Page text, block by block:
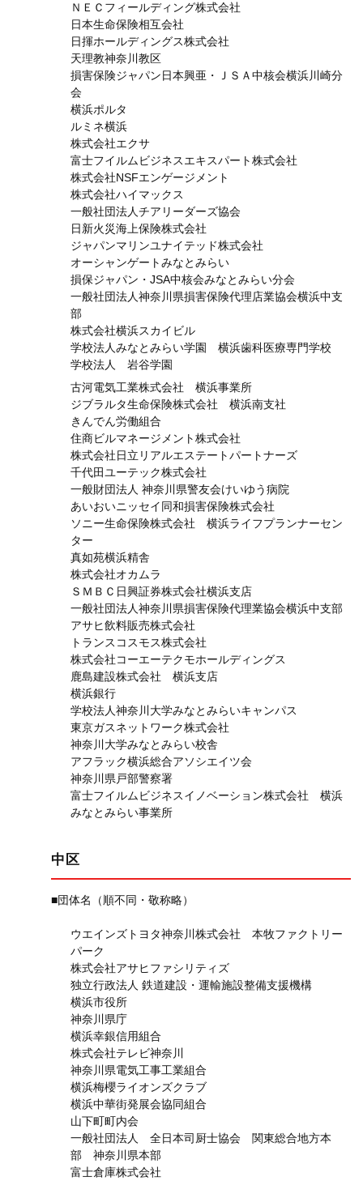
ＮＥＣフィールディング株式会社
日本生命保険相互会社
日揮ホールディングス株式会社
天理教神奈川教区
損害保険ジャパン日本興亜・ＪＳＡ中核会横浜川崎分
会
横浜ポルタ
ルミネ横浜
株式会社エクサ
富士フイルムビジネスエキスパート株式会社
株式会社NSFエンゲージメント
株式会社ハイマックス
一般社団法人チアリーダーズ協会
日新火災海上保険株式会社
ジャパンマリンユナイテッド株式会社
オーシャンゲートみなとみらい
損保ジャパン・JSA中核会みなとみらい分会
一般社団法人神奈川県損害保険代理店業協会横浜中支
部
株式会社横浜スカイビル
学校法人みなとみらい学園 横浜歯科医療専門学校
学校法人 岩谷学園
古河電気工業株式会社 横浜事業所
ジブラルタ生命保険株式会社 横浜南支社
きんでん労働組合
住商ビルマネージメント株式会社
株式会社日立リアルエステートパートナーズ
千代田ユーテック株式会社
一般財団法人 神奈川県警友会けいゆう病院
あいおいニッセイ同和損害保険株式会社
ソニー生命保険株式会社 横浜ライフプランナーセン
ター
真如苑横浜精舎
株式会社オカムラ
ＳＭＢＣ日興証券株式会社横浜支店
一般社団法人神奈川県損害保険代理業協会横浜中支部
アサヒ飲料販売株式会社
トランスコスモス株式会社
株式会社コーエーテクモホールディングス
鹿島建設株式会社 横浜支店
横浜銀行
学校法人神奈川大学みなとみらいキャンパス
東京ガスネットワーク株式会社
神奈川大学みなとみらい校舎
アフラック横浜総合アソシエイツ会
神奈川県戸部警察署
富士フイルムビジネスイノベーション株式会社 横浜
みなとみらい事業所
中区
■団体名（順不同・敬称略）
ウエインズトヨタ神奈川株式会社 本牧ファクトリー
パーク
株式会社アサヒファシリティズ
独立行政法人 鉄道建設・運輸施設整備支援機構
横浜市役所
神奈川県庁
横浜幸銀信用組合
株式会社テレビ神奈川
神奈川県電気工事工業組合
横浜梅櫻ライオンズクラブ
横浜中華街発展会協同組合
山下町町内会
一般社団法人 全日本司厨士協会 関東総合地方本
部 神奈川県本部
富士倉庫株式会社